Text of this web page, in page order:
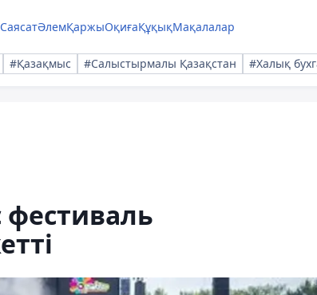
СаясатӘлемҚаржыОқиғаҚұқықМақалалар
#Қазақмыс #Салыстырмалы Қазақстан #Халық